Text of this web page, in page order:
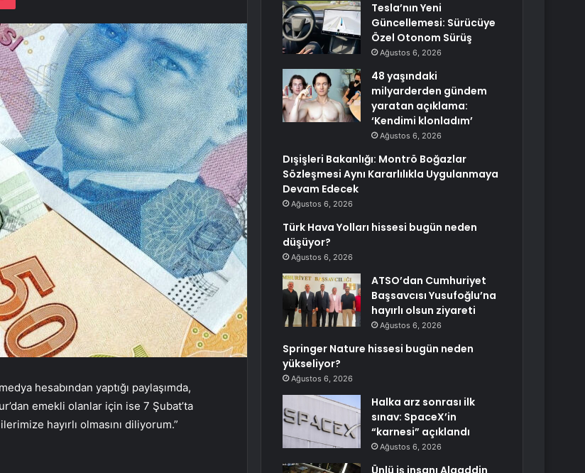
hesabından yaptığı paylaşımda,
emekli olanlar için ise 7 Şubat’ta
hayırlı olmasını diliyorum.”
Tesla’nın Yeni
Güncellemesi: Sürücüye
Özel Otonom Sürüş
Ağustos 6, 2026
48 yaşındaki
milyarderden gündem
yaratan açıklama:
‘Kendimi klonladım’
Ağustos 6, 2026
Dışişleri Bakanlığı: Montrö Boğazlar
Sözleşmesi Aynı Kararlılıkla Uygulanmaya
Devam Edecek
Ağustos 6, 2026
Türk Hava Yolları hissesi bugün neden
düşüyor?
Ağustos 6, 2026
ATSO’dan Cumhuriyet
Başsavcısı Yusufoğlu’na
hayırlı olsun ziyareti
Ağustos 6, 2026
Springer Nature hissesi bugün neden
yükseliyor?
Ağustos 6, 2026
Halka arz sonrası ilk
sınav: SpaceX’in
“karnesi” açıklandı
Ağustos 6, 2026
Ünlü iş insanı Alaaddin